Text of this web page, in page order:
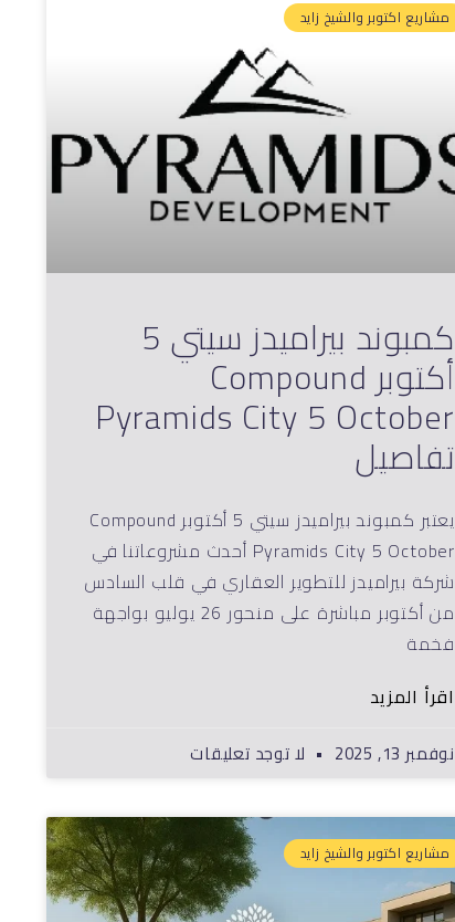
مشاريع اكتوبر والشيخ زايد
كمبوند بيراميدز سيتي 5
أكتوبر Compound
Pyramids City 5 October
تفاصيل
يعتبر كمبوند بيراميدز سيتي 5 أكتوبر Compound
Pyramids City 5 October أحدث مشروعاتنا في
شركة بيراميدز للتطوير العقاري في قلب السادس
من أكتوبر مباشرة على منحور 26 يوليو بواجهة
فخمة
اقرأ المزيد
نوفمبر 13, 2025 لا توجد تعليقات
مشاريع اكتوبر والشيخ زايد